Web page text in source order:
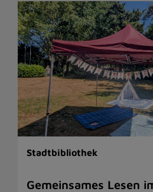
Stadtbibliothek
Gemeinsames Lesen